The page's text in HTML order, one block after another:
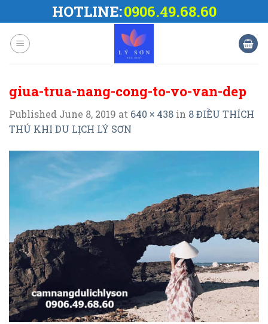
to
content
HOTLINE:0906.49.68.60
giua-trua-nang-cong-to-vo-van-dep
Published June 8, 2019 at 640 × 438 in 8 ĐIỀU THÍCH
THÚ KHI DU LỊCH LÝ SƠN